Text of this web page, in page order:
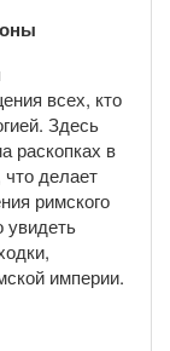
всех, кто
Здесь
раскопках в
что делает
римского
увидеть
империи.